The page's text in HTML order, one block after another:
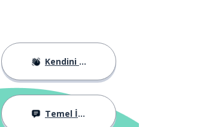
Kendini Tanıtma
Temel İfadeler